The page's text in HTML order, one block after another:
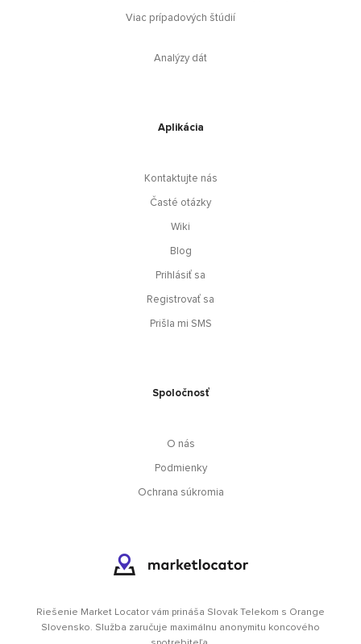
Viac prípadových štúdií
Analýzy dát
Aplikácia
Kontaktujte nás
Časté otázky
Wiki
Blog
Prihlásiť sa
Registrovať sa
Prišla mi SMS
Spoločnosť
O nás
Podmienky
Ochrana súkromia
Riešenie Market Locator vám prináša Slovak Telekom s Orange
Slovensko. Služba zaručuje maximálnu anonymitu koncového